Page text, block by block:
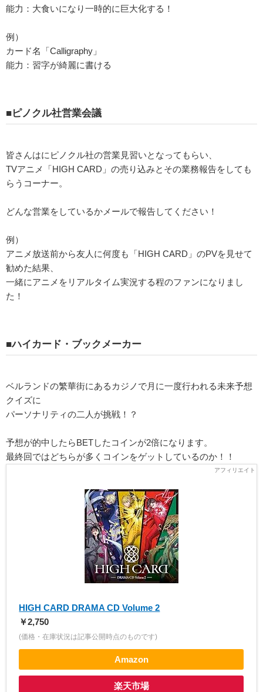
能力：大食いになり一時的に巨大化する！
例）
カード名「Calligraphy」
能力：習字が綺麗に書ける
■ピノクル社営業会議
皆さんはにピノクル社の営業見習いとなってもらい、
TVアニメ「HIGH CARD」の売り込みとその業務報告をしても
らうコーナー。
どんな営業をしているかメールで報告してください！
例）
アニメ放送前から友人に何度も「HIGH CARD」のPVを見せて
勧めた結果、
一緒にアニメをリアルタイム実況する程のファンになりまし
た！
■ハイカード・ブックメーカー
ベルランドの繁華街にあるカジノで月に一度行われる未来予想
クイズに
パーソナリティの二人が挑戦！？
予想が的中したらBETしたコインが2倍になります。
最終回ではどちらが多くコインをゲットしているのか！！
HIGH CARD DRAMA CD Volume 2
￥2,750
(価格・在庫状況は記事公開時点のものです)
Amazon
楽天市場